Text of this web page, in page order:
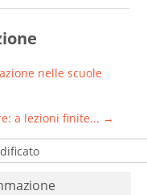
nelle scuole
a lezioni finite... →